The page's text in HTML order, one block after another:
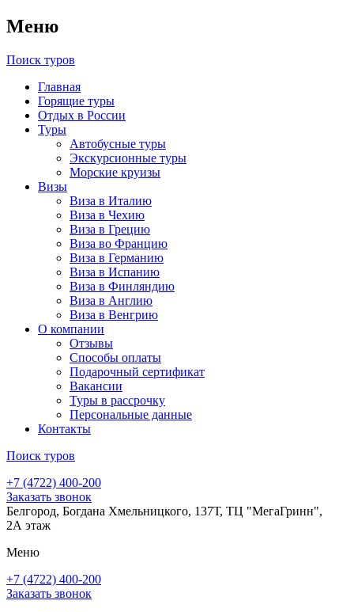
Меню
Поиск туров
Главная
Горящие туры
Отдых в России
Туры
Автобусные туры
Экскурсионные туры
Морские круизы
Визы
Виза в Италию
Виза в Чехию
Виза в Грецию
Виза во Францию
Виза в Германию
Виза в Испанию
Виза в Финляндию
Виза в Англию
Виза в Венгрию
О компании
Отзывы
Способы оплаты
Подарочный сертификат
Вакансии
Туры в рассрочку
Персональные данные
Контакты
Поиск туров
+7 (4722) 400-200
Заказать звонок
Белгород, Богдана Хмельницкого, 137Т, ТЦ "МегаГринн",
2А этаж
Меню
+7 (4722) 400-200
Заказать звонок